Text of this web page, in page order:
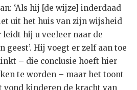
‘Als hij [de wijze] inderdaad
uit het huis van zijn wijsheid
leidt hij u veeleer naar de
geest’. Hij voegt er zelf aan toe
– die conclusie hoeft hier
te worden – maar het toont
kinderen de kracht van